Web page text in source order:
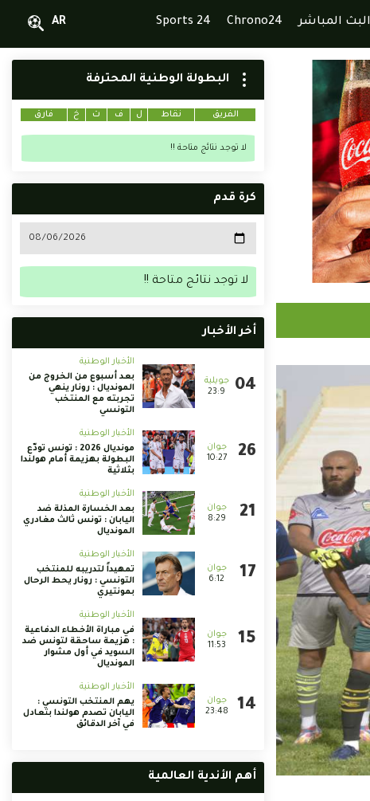
البث المباشر Chrono24
Sports 24
AR
البطولة الوطنية المحترفة
الفريق نقاط ل ف ت خ فارق
لا توجد نتائج متاحة !!
كرة قدم
لا توجد نتائج متاحة !!
أخر الأخبار
23:9
الأخبار الوطنية
بعد أسبوع من الخروج من
المونديال : رونار ينهي
تجربته مع المنتخب
التونسي
10:27
الأخبار الوطنية
مونديال 2026 : تونس تودّع
البطولة بهزيمة أمام هولندا
بثلاثية
8:29
الأخبار الوطنية
بعد الخسارة المذلة ضد
اليابان : تونس ثالث مغادري
المونديال
6:12
الأخبار الوطنية
تمهيداً لتدريبه للمنتخب
التونسي : رونار يحط الرحال
بمونتيري
11:53
الأخبار الوطنية
في مباراة الأخطاء الدفاعية
: هزيمة ساحقة لتونس ضد
السويد في أول مشوار
المونديال
23:48
الأخبار الوطنية
يهم المنتخب التونسي :
اليابان تصدم هولندا بتعادل
في آخر الدقائق
أهم الأندية العالمية